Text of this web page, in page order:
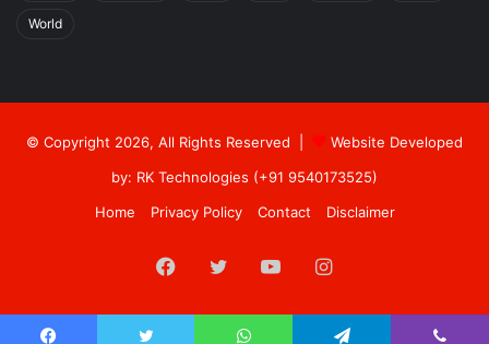
World
© Copyright 2026, All Rights Reserved |
Website Developed
by: RK Technologies (+91 9540173525)
Home
Privacy Policy Contact Disclaimer
Facebook
TwitterYouTubeInstagram